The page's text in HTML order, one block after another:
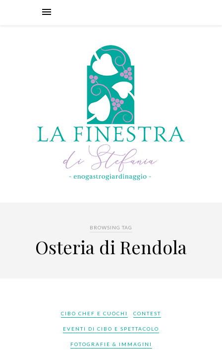
BROWSING TAG
Osteria di Rendola
CIBO CHEF E CUOCHI CONTEST
EVENTI DI CIBO E SPETTACOLO
FOTOGRAFIE & IMMAGINI